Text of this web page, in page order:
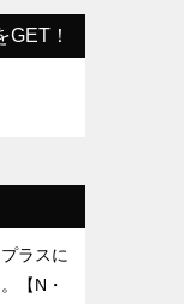
GET！
ラスに
【N・